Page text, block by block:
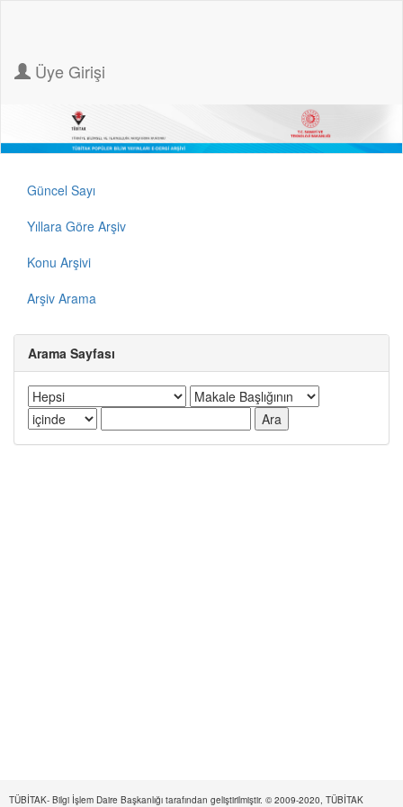
Üye Girişi
Güncel Sayı
Yıllara Göre Arşiv
Konu Arşivi
Arşiv Arama
Arama Sayfası
TÜBİTAK- Bilgi İşlem Daire Başkanlığı tarafından geliştirilmiştir. © 2009-2020, TÜBİTAK